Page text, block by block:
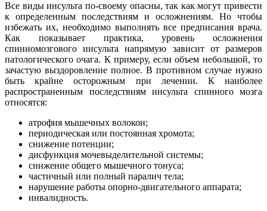
Все виды инсульта по-своему опасны, так как могут привести
к определенным последствиям и осложнениям. Но чтобы
избежать их, необходимо выполнять все предписания врача.
Как показывает практика, уровень осложнения
спинномозгового инсульта напрямую зависит от размеров
патологического очага. К примеру, если объем небольшой, то
зачастую выздоровление полное. В противном случае нужно
быть крайне осторожным при лечении. К наиболее
распространенным последствиям инсульта спинного мозга
относятся:
атрофия мышечных волокон;
периодическая или постоянная хромота;
снижение потенции;
дисфункция мочевыделительной системы;
снижение общего мышечного тонуса;
частичный или полный паралич тела;
нарушение работы опорно-двигательного аппарата;
инвалидность.